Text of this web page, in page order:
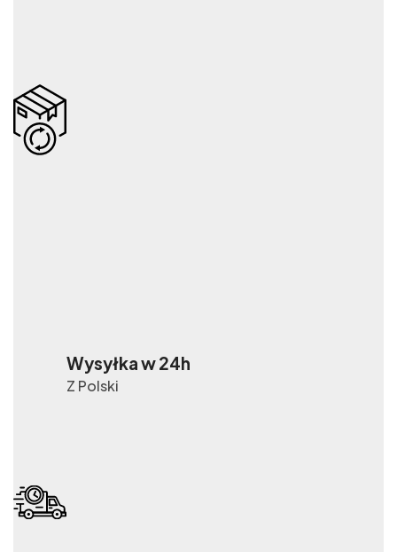
Wysyłka w 24h
Z Polski